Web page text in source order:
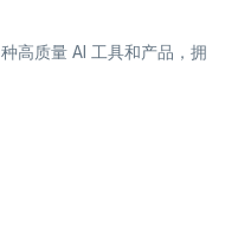
高质量 AI 工具和产品，拥